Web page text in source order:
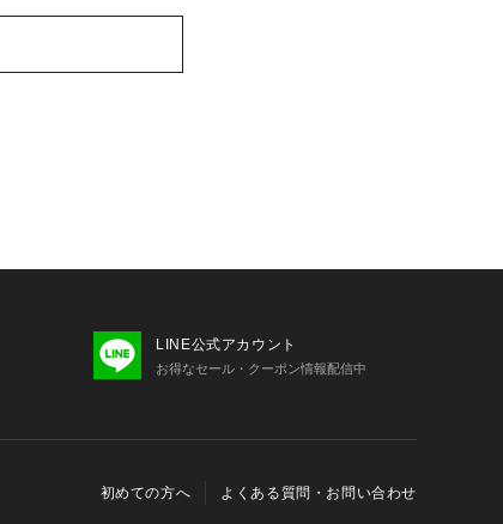
LINE公式アカウント
お得なセール・クーポン情報配信中
初めての方へ よくある質問・お問い合わせ